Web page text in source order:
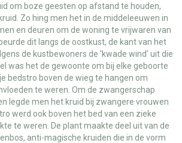
om boze geesten op afstand te houden,
Zo hing men het in de middeleeuwen in
en deuren om de woning te vrijwaren van
dit langs de oostkust, de kant van het
de kustbewoners de 'kwade wind' uit die
was het de gewoonte om bij elke geboorte
bedstro boven de wieg te hangen om
te weren. Om de zwangerschap
legde men het kruid bij zwangere vrouwen
werd ook boven het bed van een zieke
te weren. De plant maakte deel uit van de
anti-magische kruiden die in de vorm